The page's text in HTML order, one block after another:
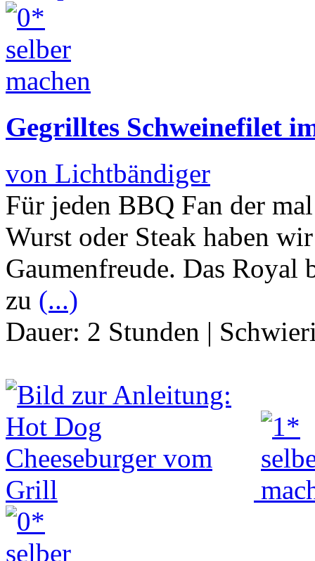
Gegrilltes Schweinefilet
von Lichtbändiger
Für jeden BBQ Fan der
Wurst oder Steak haben
Gaumenfreude. Das Royal
zu (...)
Dauer: 2 Stunden |